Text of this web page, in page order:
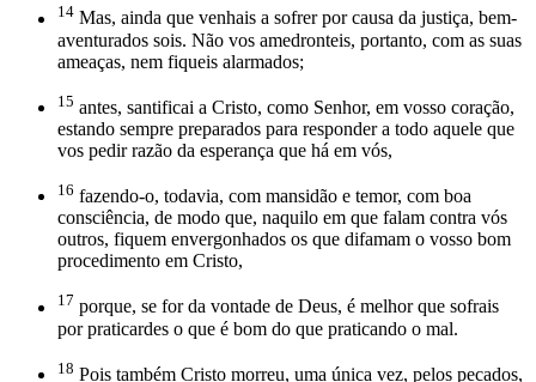
14 Mas, ainda que venhais a sofrer por causa da justiça, bem-
aventurados sois. Não vos amedronteis, portanto, com as suas
ameaças, nem fiqueis alarmados;
15 antes, santificai a Cristo, como Senhor, em vosso coração,
estando sempre preparados para responder a todo aquele que
vos pedir razão da esperança que há em vós,
16 fazendo-o, todavia, com mansidão e temor, com boa
consciência, de modo que, naquilo em que falam contra vós
outros, fiquem envergonhados os que difamam o vosso bom
procedimento em Cristo,
17 porque, se for da vontade de Deus, é melhor que sofrais
por praticardes o que é bom do que praticando o mal.
18 Pois também Cristo morreu, uma única vez, pelos pecados,